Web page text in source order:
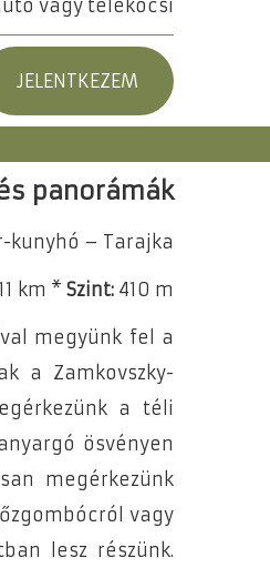
vagy telekocsi
JELENTKEZEM
panorámák
kunyhó – Tarajka
km * Szint: 410 m
megyünk fel a
a Zamkovszky-
a téli
ösvényen
megérkezünk
vagy
lesz részünk.